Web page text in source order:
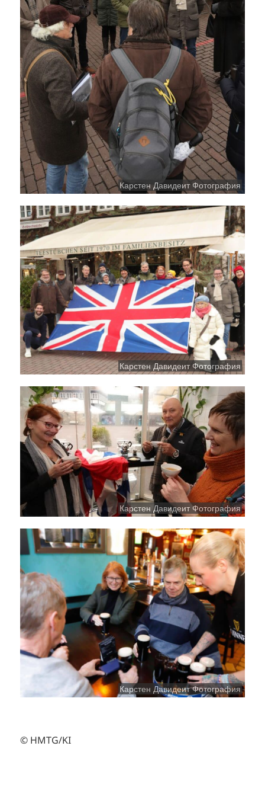
Карстен Давидеит Фотография
Карстен Давидеит Фотография
Карстен Давидеит Фотография
Карстен Давидеит Фотография
© HMTG/KI